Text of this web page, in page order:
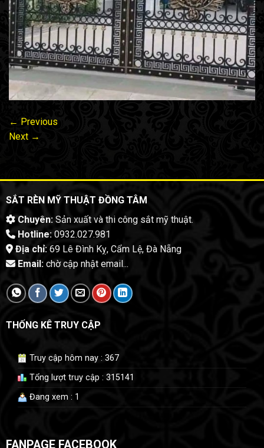
← Previous
Next →
SẮT RÈN MỸ THUẬT ĐỒNG TÂM
Chuyên:Sản xuất và thi công sắt mỹ thuật.
Hotline:0932.027.981
Địa chỉ:69 Lê Đình Kỵ, Cẩm Lệ, Đà Nẵng
Email:chờ cập nhật email...
THỐNG KÊ TRUY CẬP
Truy cập hôm nay : 367
Tổng lượt truy cập : 315141
Đang xem : 1
FANPAGE FACEBOOK